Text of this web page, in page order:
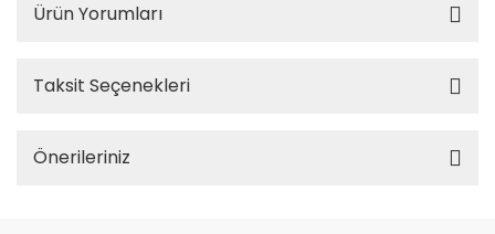
Ürün Yorumları
Taksit Seçenekleri
Önerileriniz